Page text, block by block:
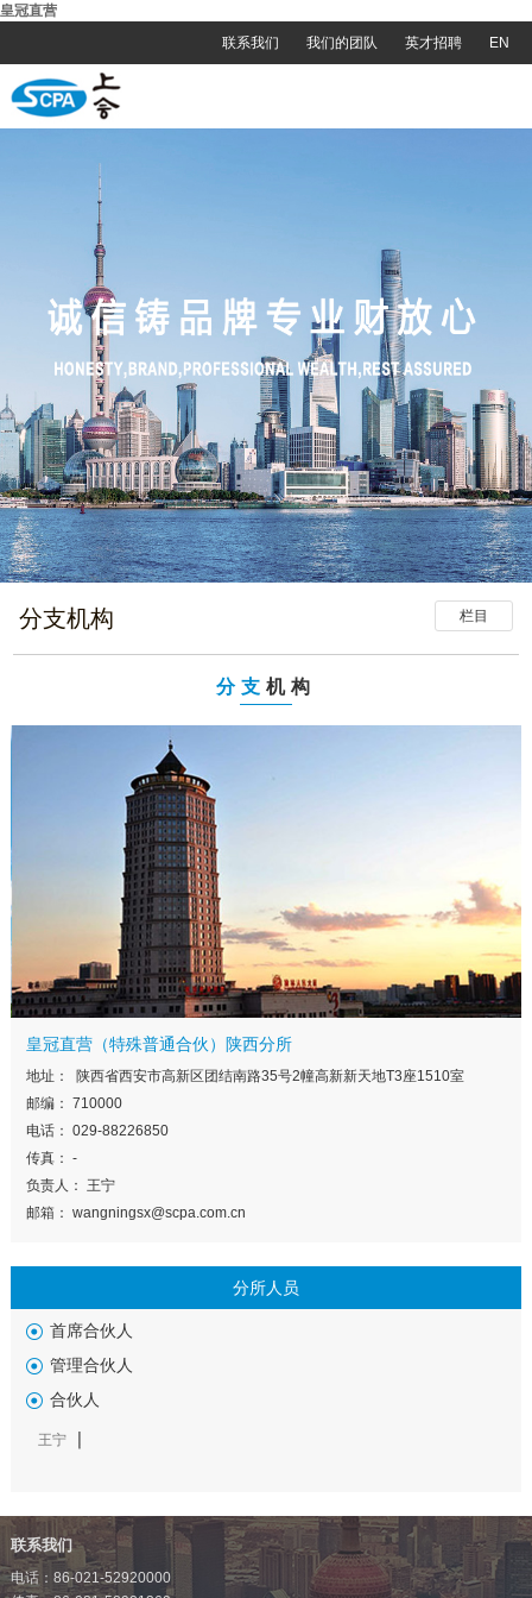
皇冠直营
联系我们
我们的团队 英才招聘 EN
栏目
分支机构
分支 机构
皇冠直营（特殊普通合伙）陕西分所
地址： 陕西省西安市高新区团结南路35号2幢高新新天地T3座1510室
邮编： 710000
电话： 029-88226850
传真： -
负责人： 王宁
邮箱： wangningsx@scpa.com.cn
分所人员
首席合伙人
管理合伙人
合伙人
王宁
联系我们
电话：86-021-52920000